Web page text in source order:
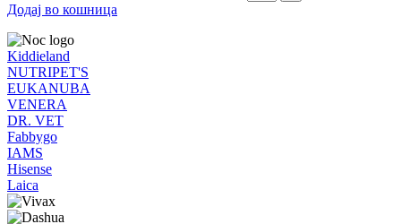
Додај во кошница
Kiddieland
NUTRIPET'S
EUKANUBA
VENERA
DR. VET
Fabbygo
IAMS
Hisense
Laica